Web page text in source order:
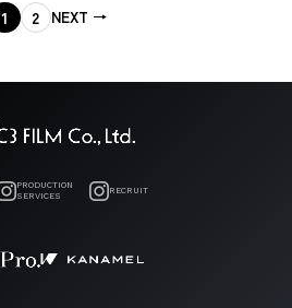
1 2
PRODUCTION
SERVICES
RECRUIT